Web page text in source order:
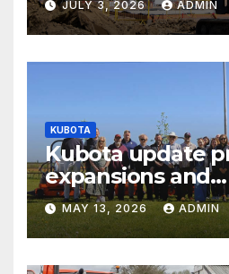
JULY 3, 2026 ADMIN
KUBOTA
Kubota update
expansions and
electrification of
mower ranges
MAY 13, 2026 ADMIN